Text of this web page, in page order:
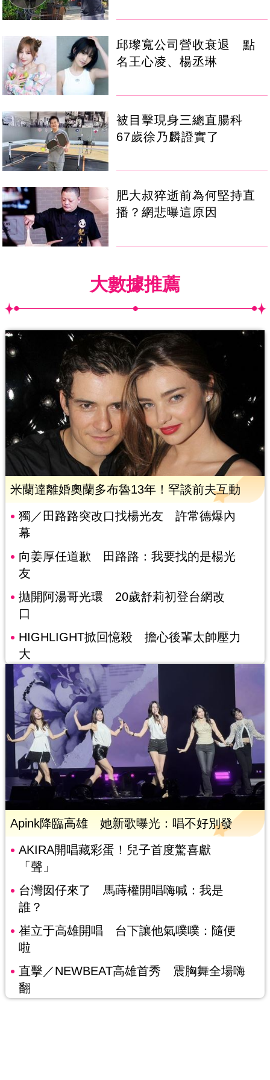
邱瓈寬公司營收衰退 點
名王心凌、楊丞琳
被目擊現身三總直腸科
67歲徐乃麟證實了
肥大叔猝逝前為何堅持直
播？網悲曝這原因
大數據推薦
米蘭達離婚奧蘭多布魯13年！罕談前夫互動
獨／田路路突改口找楊光友 許常德爆內
幕
向姜厚任道歉 田路路：我要找的是楊光
友
拋開阿湯哥光環 20歲舒莉初登台網改
口
HIGHLIGHT掀回憶殺 擔心後輩太帥壓力
大
Apink降臨高雄 她新歌曝光：唱不好別發
AKIRA開唱藏彩蛋！兒子首度驚喜獻
「聲」
台灣囡仔來了 馬蒔權開唱嗨喊：我是
誰？
崔立于高雄開唱 台下讓他氣噗噗：隨便
啦
直擊／NEWBEAT高雄首秀 震胸舞全場嗨
翻